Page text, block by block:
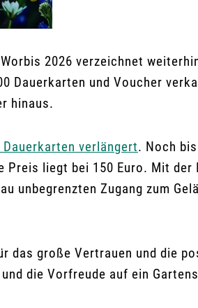
2026 verzeichnet
Dauerkarten und Voucher
hinaus.
verlängert. Noch
liegt bei 150 Euro. Mit
unbegrenzten Zugang zum
große Vertrauen und die
die Vorfreude auf ein